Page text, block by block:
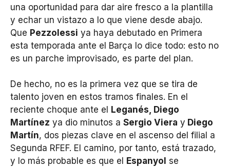
una oportunidad para dar aire fresco a la plantilla
y echar un vistazo a lo que viene desde abajo.
Que Pezzolessi ya haya debutado en Primera
esta temporada ante el Barça lo dice todo: esto no
es un parche improvisado, es parte del plan.
De hecho, no es la primera vez que se tira de
talento joven en estos tramos finales. En el
reciente choque ante el
Leganés, Diego
Martínez ya dio minutos a Sergio Viera y Diego
Martín, dos piezas clave en el ascenso del filial a
Segunda RFEF. El camino, por tanto, está trazado,
y lo más probable es que el
Espanyol se